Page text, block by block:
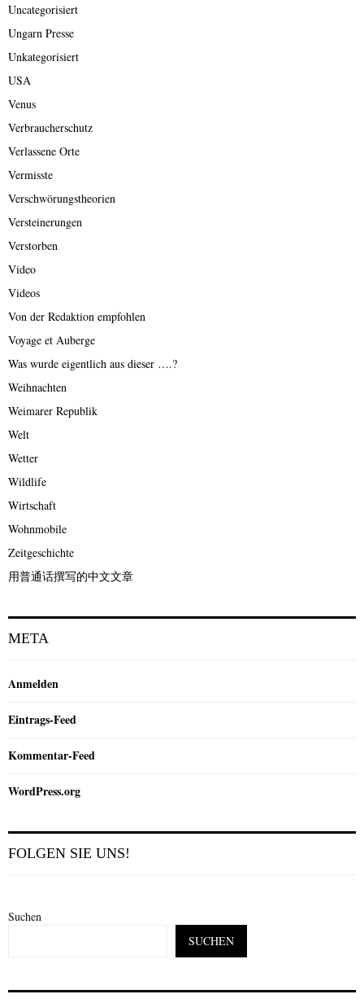
Uncategorisiert
Ungarn Presse
Unkategorisiert
USA
Venus
Verbraucherschutz
Verlassene Orte
Vermisste
Verschwörungstheorien
Versteinerungen
Verstorben
Video
Videos
Von der Redaktion empfohlen
Voyage et Auberge
Was wurde eigentlich aus dieser ….?
Weihnachten
Weimarer Republik
Welt
Wetter
Wildlife
Wirtschaft
Wohnmobile
Zeitgeschichte
用普通话撰写的中文文章
META
Anmelden
Eintrags-Feed
Kommentar-Feed
WordPress.org
FOLGEN SIE UNS!
Suchen
SUCHEN